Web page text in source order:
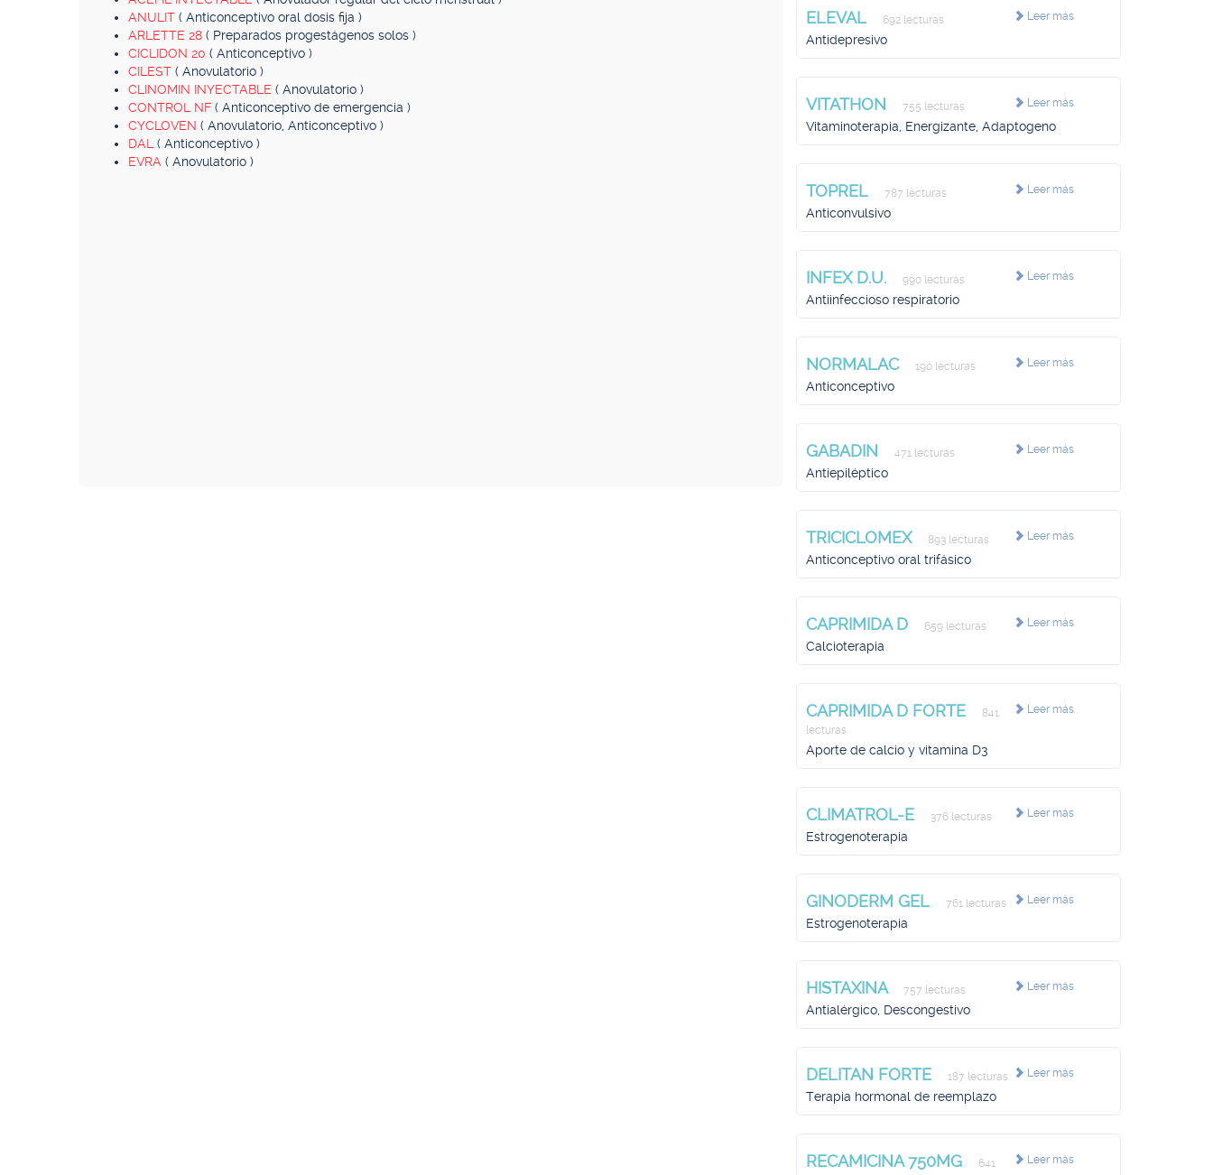
ANULIT ( Anticonceptivo oral dosis fija )
ARLETTE 28 ( Preparados progestágenos solos )
CICLIDON 20 ( Anticonceptivo )
CILEST ( Anovulatorio )
CLINOMIN INYECTABLE ( Anovulatorio )
CONTROL NF ( Anticonceptivo de emergencia )
CYCLOVEN ( Anovulatorio, Anticonceptivo )
DAL ( Anticonceptivo )
EVRA ( Anovulatorio )
Leer más
ELEVAL 692 lecturas
Antidepresivo
Leer más
VITATHON 755 lecturas
Vitaminoterapia, Energizante, Adaptogeno
Leer más
TOPREL 787 lecturas
Anticonvulsivo
Leer más
INFEX D.U. 990 lecturas
Antiinfeccioso respiratorio
Leer más
NORMALAC 190 lecturas
Anticonceptivo
Leer más
GABADIN 471 lecturas
Antiepiléptico
Leer más
TRICICLOMEX 893 lecturas
Anticonceptivo oral trifásico
Leer más
CAPRIMIDA D 659 lecturas
Calcioterapia
Leer más
CAPRIMIDA D FORTE
841
lecturas
Aporte de calcio y vitamina D3
Leer más
CLIMATROL-E 376 lecturas
Estrogenoterapia
Leer más
GINODERM GEL 761 lecturas
Estrogenoterapia
Leer más
HISTAXINA 757 lecturas
Antialérgico, Descongestivo
Leer más
DELITAN FORTE 187 lecturas
Terapia hormonal de reemplazo
Leer más
RECAMICINA 750MG
641